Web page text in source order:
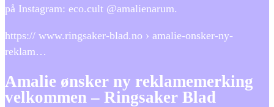
på Instagram: eco.cult @amalienarum.
https:// www.ringsaker-blad.no › amalie-onsker-ny-
reklam…
Amalie ønsker ny reklamemerking
velkommen – Ringsaker Blad